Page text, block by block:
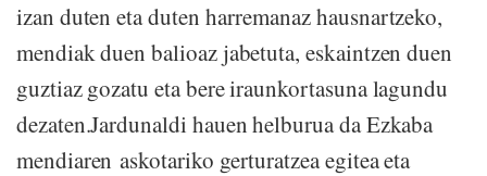
izan duten eta duten harremanaz hausnartzeko,
mendiak duen balioaz jabetuta, eskaintzen duen
guztiaz gozatu eta bere iraunkortasuna lagundu
dezaten.Jardunaldi hauen helburua da Ezkaba
mendiaren askotariko gerturatzea egitea eta